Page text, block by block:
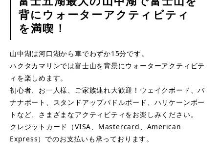
背にウォーターアクティビティ
を満喫！
山中湖は河口湖から車でわずか15分です。
ハクタカマリンでは富士山を背景にウォーターアクティビテ
ィを楽しめます。
初心者、お一人様、ご家族連れ大歓迎！ウェイクボード、バ
ナナボート、スタンドアップパドルボード、ハリケーンボー
トなど、さまざまなアクティビティをお楽しみください。
クレジットカード（VISA、Mastercard、American
Express）でのお支払いも承っております。